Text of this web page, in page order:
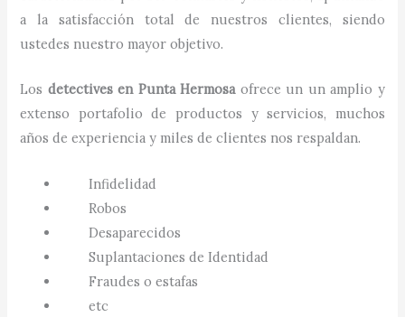
a la satisfacción total de nuestros clientes, siendo
ustedes nuestro mayor objetivo.
Los detectivesen Punta Hermosa ofrece un un amplio y
extenso portafolio de productos y servicios, muchos
años de experiencia y miles de clientes nos respaldan.
Infidelidad
Robos
Desaparecidos
Suplantaciones de Identidad
Fraudes o estafas
etc